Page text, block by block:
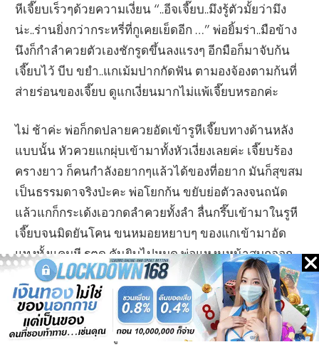
หีเจี๊ยบเร็วๆด้วยความเงี่ยน “..อีจเจี๊ยบ..มึงรู้ตัวมั้ยว่ามึง
น่ะ..ร่านยิ่งกว่ากระหรี่ที่กูเคยเย็ดอีก …” พ่อยิ้มร่า..มือข้าง
นึงก็กำลำควยตัวเองชักรูดขึ้นลงแรงๆ อีกมือก็มาจับก้น
เจี๊ยบไว้ บีบ ขยำ..แกเม้มปากกัดฟัน ตามองจ้องตามก้นที่
ส่ายร่อนของเจี๊ยบ ดูแกเงี่ยนมากไม่แพ้เจี๊ยบหรอกค่ะ
ไม่ ช้าค่ะ พ่อก็กดปลายควยอัดเข้ารูหีเจี๊ยบทางด้านหลัง
แบบนั้น หัวควยแกผุ่บเข้ามาทั้งหัวเงี่ยงเลยค่ะ เจี๊ยบร้อง
ครางยาว ก็คนกำลังอยากๆแล้วได้ของที่อยาก มันก็สุขสม
เป็นธรรมดาจริงป่ะคะ พ่อโยกก้น ขยับย่อตัวลงจนถนัด
แล้วแกก็กระเด้งเอวกดลำควยทั้งลำ ลื่นกรึ๊บเข้ามาในรูหี
เจี๊ยบจนมิดยันโคน ขนหมอยหยาบๆ ของแกเข้ามาอัด
แทงทั้งแคมหี รูตูด คันยิบไปหมด พ่อแหงนหน้าสบถออก
มา หลับตาพริ้ม ปากจู๋ห่อเชียวควยพ่อเข้ามาอัดแน่นใน
โพรงหีเจี๊ยบจนเต็มเอียดจนเจี๊ยบรู้สึกว่า ไม่มีที่ว่างเหลือ
อยู่เลยค่ะ ร้อนหี แน่น จุก เสียว หลายอารมณ์ค่ะ พ่อแช่ลำ
ควยค้างไว้ มือแกก็ลูบไล้ คลำไปทั่วตัวเจี๊ยบ พอมือถึงปลี